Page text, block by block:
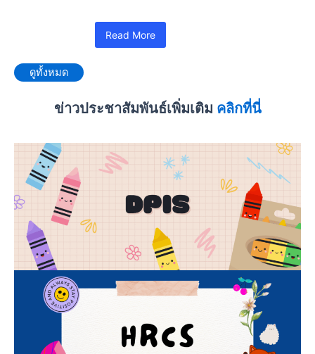
Read More
ดูทั้งหมด
ข่าวประชาสัมพันธ์เพิ่มเติม คลิกที่นี่